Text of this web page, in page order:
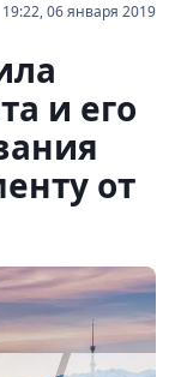
19:22, 06 января 2019
и его
от